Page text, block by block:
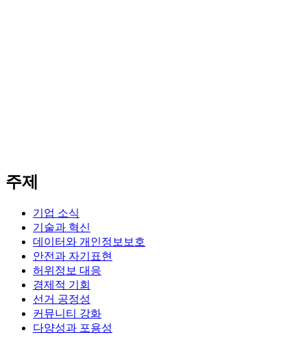
주제
기업 소식
기술과 혁신
데이터와 개인정보보호
안전과 자기표현
허위정보 대응
경제적 기회
선거 공정성
커뮤니티 강화
다양성과 포용성